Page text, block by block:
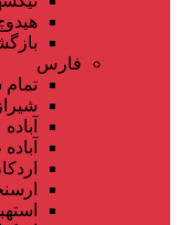
فارس
تمام
شیراز
آباده